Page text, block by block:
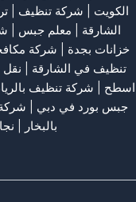
الكويت
شركة تنظيف |
الشارقة
معلم جبس
خزانات بجدة
شركة
تنظيف في الشارقة
اسطح
شركة تنظيف
جبس بورد في دبي
بالبخار